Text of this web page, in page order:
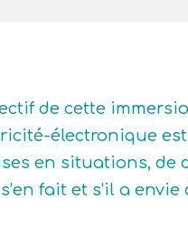
de cette
électronique
en situations, de
s’en fait et s’il a